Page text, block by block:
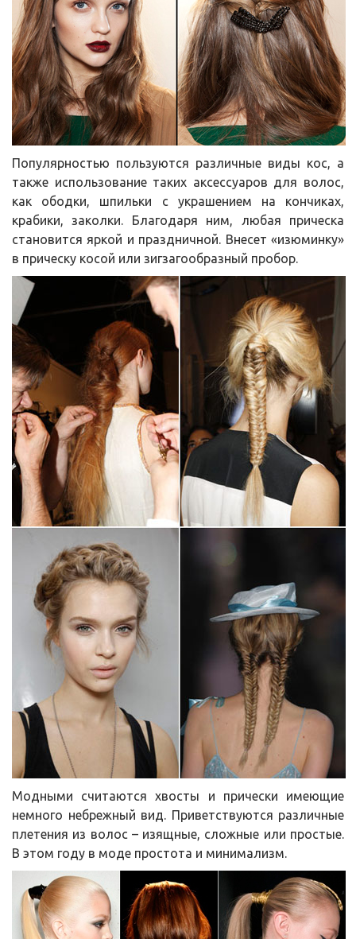
Популярностью пользуются различные виды кос, а
также использование таких аксессуаров для волос,
как ободки, шпильки с украшением на кончиках,
крабики, заколки. Благодаря ним, любая прическа
становится яркой и праздничной. Внесет «изюминку»
в прическу косой или зигзагообразный пробор.
Модными считаются хвосты и прически имеющие
немного небрежный вид. Приветствуются различные
плетения из волос – изящные, сложные или простые.
В этом году в моде простота и минимализм.